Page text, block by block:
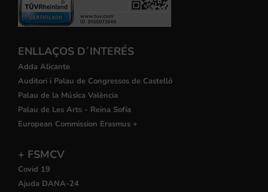
ENLLAÇOS D´INTERÉS
Adda Alicante
Auditori i Palau de Congressos de Castelló
Palau de la Música València
Palau de Les Arts - Reina Sofía
European Commission Erasmus +
+ FSMCV
Covid 19
Ajuda DANA-24